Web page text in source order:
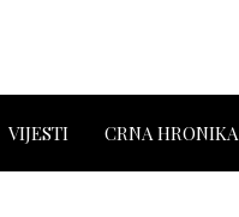
VIJESTI CRNA HRONIKA